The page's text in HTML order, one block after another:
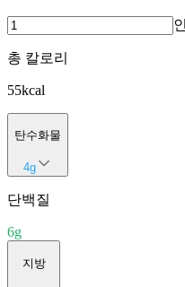
총 칼로리
55kcal
탄수화물
4g
단백질
6g
지방